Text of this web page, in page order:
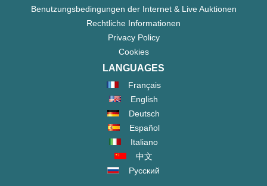
Benutzungsbedingungen der Internet & Live Auktionen
Rechtliche Informationen
Privacy Policy
Cookies
LANGUAGES
Français
English
Deutsch
Español
Italiano
中文
Русский